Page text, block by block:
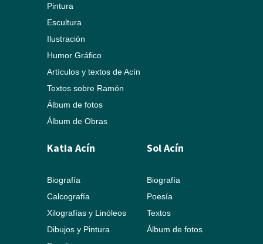
Pintura
Escultura
Ilustración
Humor Gráfico
Artículos y textos de Acín
Textos sobre Ramón
Álbum de fotos
Álbum de Obras
Katia Acín
Biografía
Calcografía
Xilografías y Linóleos
Dibujos y Pintura
Sol Acín
Biografía
Poesía
Textos
Álbum de fotos